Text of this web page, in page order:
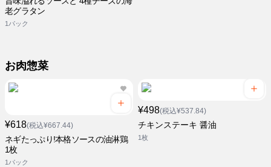
老グラタン
1パック
お肉惣菜
¥618(税込¥667.44)
ネギたっぷり!本格ソースの油淋鶏
1枚
1パック
¥498(税込¥537.84)
チキンステーキ 醤油
1枚